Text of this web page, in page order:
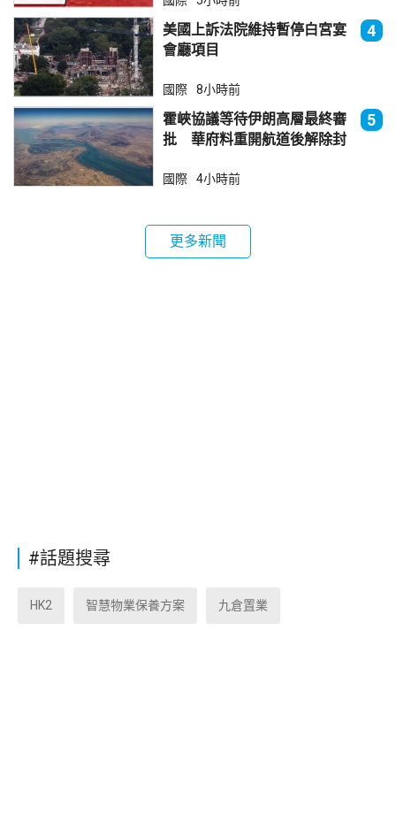
美國上訴法院維持暫停白宮宴
會廳項目
4
國際 8小時前
霍峽協議等待伊朗高層最終審
批 華府料重開航道後解除封
5
國際 4小時前
更多新聞
#話題搜尋
HK2 智慧物業保養方案 九倉置業